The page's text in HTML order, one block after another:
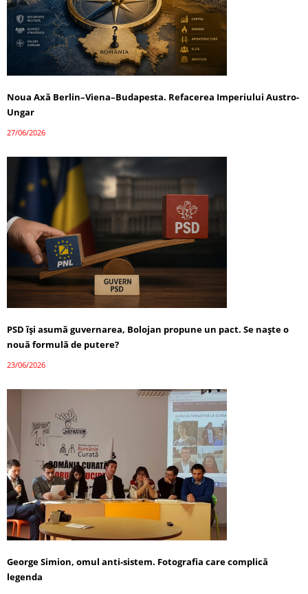
Noua Axă Berlin–Viena–Budapesta. Refacerea Imperiului Austro-
Ungar
27/06/2026
PSD își asumă guvernarea, Bolojan propune un pact. Se naște o
nouă formulă de putere?
23/06/2026
George Simion, omul anti-sistem. Fotografia care complică
legenda